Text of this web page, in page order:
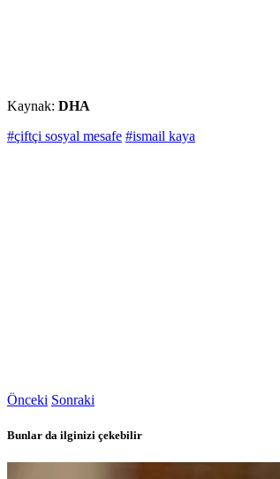
Kaynak: DHA
#çiftçi sosyal mesafe #ismail kaya
Önceki Sonraki
Bunlar da ilginizi çekebilir